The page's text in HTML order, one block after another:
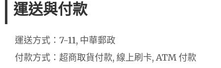
運送與付款
運送方式：7-11, 中華郵政
付款方式：超商取貨付款, 線上刷卡, ATM 付款